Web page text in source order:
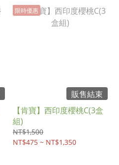
限時優惠
販售結束
【肯寶】西印度櫻桃C(3盒
組)
NT$1,500
NT$475 ~ NT$1,350